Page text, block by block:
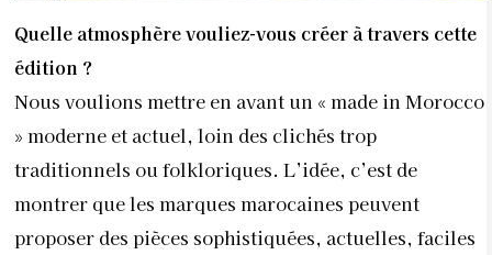
Quelle atmosphère vouliez-vous créer à travers cette
édition ?
Nous voulions mettre en avant un « made in Morocco
» moderne et actuel, loin des clichés trop
traditionnels ou folkloriques. L’idée, c’est de
montrer que les marques marocaines peuvent
proposer des pièces sophistiquées, actuelles, faciles